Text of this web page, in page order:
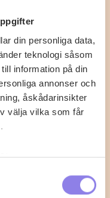
din personliga data,
teknologi såsom
information på din
annonser och
åskådarinsikter
välja vilka som får
upp till flera meter